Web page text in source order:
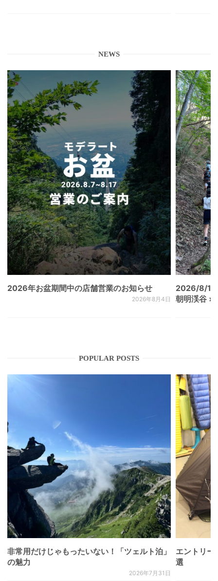
NEWS
2026年お盆期間中の店舗営業のお知らせ
2026年8月4日
2026/8/
朝明渓谷 ×
POPULAR POSTS
非常用だけじゃもったいない！「ツェルト泊」
の魅力
2026年7月31日
エントリー
選